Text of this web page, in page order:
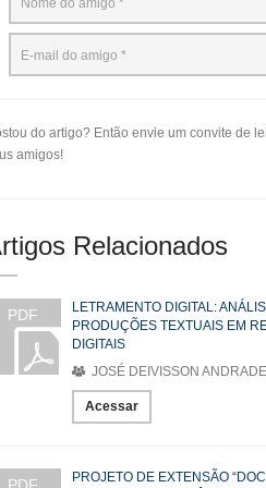
do artigo? Então envie um convite de
amigos!
Relacionados
PDF
LETRAMENTO DIGITAL:
PRODUÇÕES TEXTUAIS EM
DIGITAIS
JOSÉ DEIVISSON
Acessar
PROJETO DE EXTENSÃO